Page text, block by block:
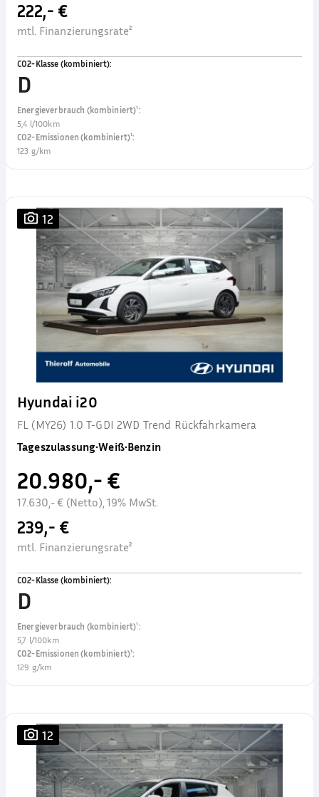
222,- €
mtl. Finanzierungsrate²
CO2-Klasse (kombiniert):
D
Energieverbrauch (kombiniert)¹:
5,4 l/100km
CO2-Emissionen (kombiniert)¹:
123 g/km
12
Hyundai i20
FL (MY26) 1.0 T-GDI 2WD Trend Rückfahrkamera
Tageszulassung•Weiß•Benzin
20.980,- €
17.630,- € (Netto), 19% MwSt.
239,- €
mtl. Finanzierungsrate²
CO2-Klasse (kombiniert):
D
Energieverbrauch (kombiniert)¹:
5,7 l/100km
CO2-Emissionen (kombiniert)¹:
129 g/km
12